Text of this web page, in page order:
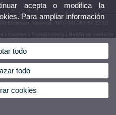
Burjassot. Valencia. Tel (+34) 963 54 32 10
Cookies Transparencia Buzón de contacto
acepta o modifica la
Para ampliar información
todo
todo
cookies